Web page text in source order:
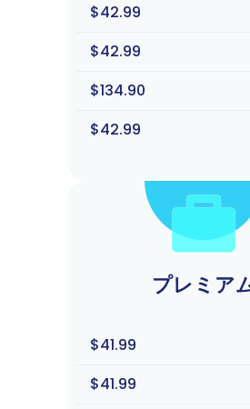
$42.99
$42.99
$134.90
$42.99
プレミア
$41.99
$41.99